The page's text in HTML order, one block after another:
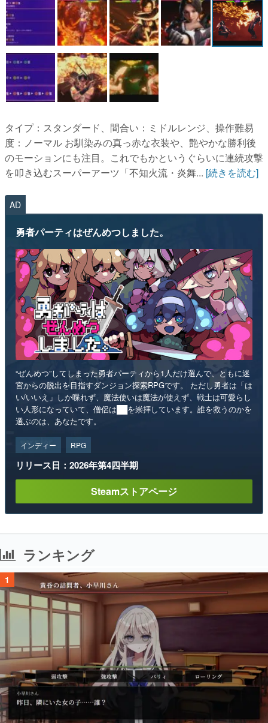
その他
電ファミニコゲーマーとは？
運営：株式会社マレ
タイプ：スタンダード、間合い：ミドルレンジ、操作難易
度：ノーマル お馴染みの真っ赤な衣装や、艶やかな勝利後
のモーションにも注目。これでもかというぐらいに連続攻撃
を叩き込むスーパーアーツ「不知火流・炎舞... [続きを読む]
AD
勇者パーティはぜんめつしました。
“ぜんめつ”してしまった勇者パーティから1人だけ選んで、ともに迷
宮からの脱出を目指すダンジョン探索RPGです。 ただし勇者は「は
い/いいえ」しか喋れず、魔法使いは魔法が使えず、戦士は可愛らし
い人形になっていて、僧侶は██を崇拝しています。誰を救うのかを
選ぶのは、あなたです。
インディー RPG
リリース日：2026年第4四半期
Steamストアページ
ランキング
1